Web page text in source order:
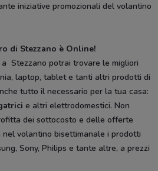
iniziative promozionali del volantino
di Stezzano è Online!
Stezzano potrai trovare le migliori
laptop, tablet e tanti altri prodotti di
tutto il necessario per la tua casa:
e altri elettrodomestici. Non
dei sottocosto e delle offerte
nel volantino bisettimanale i prodotti
Sony, Philips e tante altre, a prezzi